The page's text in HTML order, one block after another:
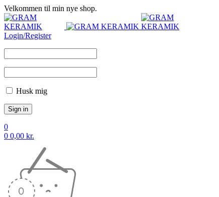
Velkommen til min nye shop.
Login/Register
Husk mig
0
0 0,00 kr.